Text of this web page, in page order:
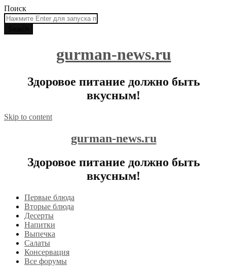
Поиск
gurman-news.ru
Здоровое питание должно быть
вкусным!
Skip to content
gurman-news.ru
Здоровое питание должно быть
вкусным!
Первые блюда
Вторые блюда
Десерты
Напитки
Выпечка
Салаты
Консервация
Все форумы